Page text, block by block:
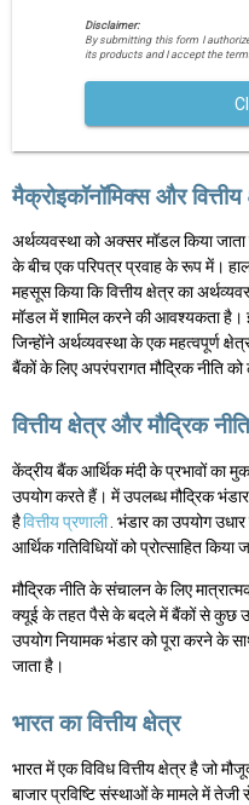
Disclaimer:
By submitting this form I
its products and I accept the
मैक्रोइकॉनॉमिक्स और वित्तीय
अर्थव्यवस्था को अक्सर मॉडल किया जाता
के बीच एक परिपत्र प्रवाह के रूप में।
महसूस किया कि वित्तीय क्षेत्र का
मॉडल में शामिल करने की आवश्यकता है।
जिन्होंने अर्थव्यवस्था के एक महत्वपूर्ण
बैंकों के लिए अपरंपरागत मौद्रिक नीति
वित्तीय क्षेत्र और मौद्रिक नीति
केंद्रीय बैंक आर्थिक मंदी के प्रभावों का
उपयोग करते हैं। में उपलब्ध मौद्रिक
हैवित्तीय प्रणाली . भंडार का उपयोग
आर्थिक गतिविधियों को प्रोत्साहित किया
मौद्रिक नीति के संचालन के लिए
क्यूई के तहत पैसे के बदले में बैंकों से कुछ उच्च
उपयोग नियामक भंडार को पूरा करने के
जाता है।
भारत का वित्तीय क्षेत्र
भारत में एक विविध वित्तीय क्षेत्र है जो
बाजार प्रविष्टि संस्थाओं के मामले में तेजी